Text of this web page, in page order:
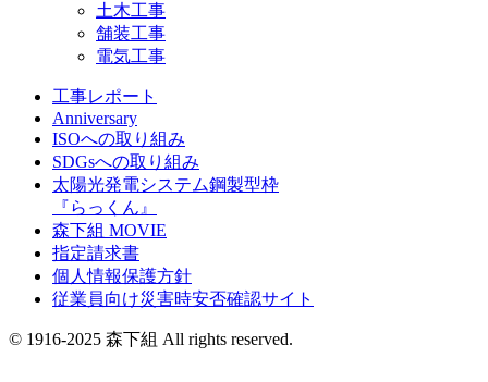
土木工事
舗装工事
電気工事
工事レポート
Anniversary
ISOへの取り組み
SDGsへの取り組み
太陽光発電システム鋼製型枠
『らっくん』
森下組 MOVIE
指定請求書
個人情報保護方針
従業員向け災害時安否確認サイト
© 1916-2025 森下組 All rights reserved.